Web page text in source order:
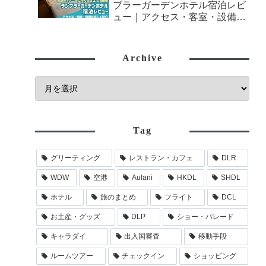
ブラーガーデンホテル宿泊レビ
ュー｜アクセス・客室・設備を
Archive
Tag
グリーティング レストラン・カフェ DLR
WDW 空港 Aulani HKDL SHDL
ホテル 旅のまとめ フライト DCL
お土産・グッズ DLP ショー・パレード
キャラダイ 出入国審査 移動手段
ルームツアー チェックイン ショッピング